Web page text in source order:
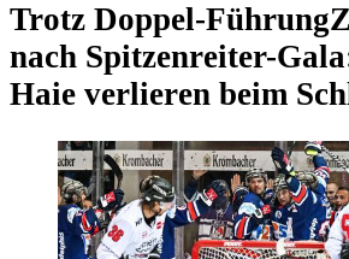
Trotz Doppel-Führung
nach Spitzenreiter-
Haie verlieren beim